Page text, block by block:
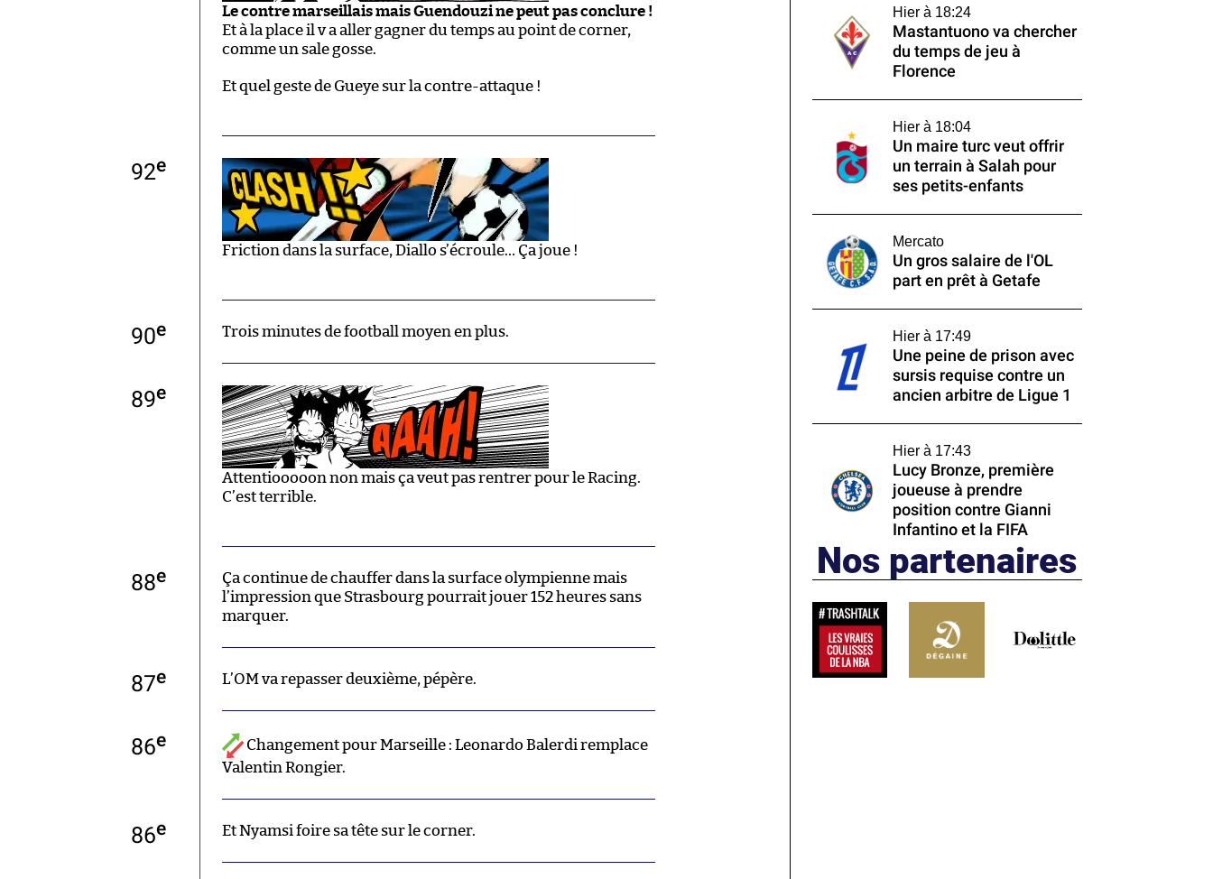
Le contre marseillais mais Guendouzi ne peut pas conclure !
Et à la place il v a aller gagner du temps au point de corner,
comme un sale gosse.
Et quel geste de Gueye sur la contre-attaque !
92e
Friction dans la surface, Diallo s’écroule… Ça joue !
90e Trois minutes de football moyen en plus.
89e
Attentiooooon non mais ça veut pas rentrer pour le Racing.
C’est terrible.
88e
Ça continue de chauffer dans la surface olympienne mais
l’impression que Strasbourg pourrait jouer 152 heures sans
marquer.
87e L’OM va repasser deuxième, pépère.
86e
Changement pour Marseille : Leonardo Balerdi remplace
Valentin Rongier.
86e Et Nyamsi foire sa tête sur le corner.
Hier à 18:24
Mastantuono va chercher
du temps de jeu à
Florence
Hier à 18:04
Un maire turc veut offrir
un terrain à Salah pour
ses petits-enfants
Mercato
Un gros salaire de l'OL
part en prêt à Getafe
Hier à 17:49
Une peine de prison avec
sursis requise contre un
ancien arbitre de Ligue 1
Hier à 17:43
Lucy Bronze, première
joueuse à prendre
position contre Gianni
Infantino et la FIFA
Nos partenaires